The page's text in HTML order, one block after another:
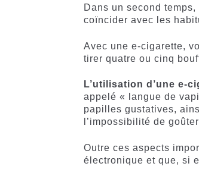
Dans un second
coïncider avec les
Avec une e-cigarette,
tirer quatre ou cinq
L’utilisation d’une e-
appelé « langue de
papilles gustatives,
l’impossibilité de
Outre ces aspects
électronique et que, si